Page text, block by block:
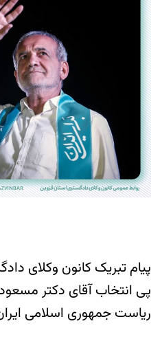
پیام تبریک کانون وکلای
پی انتخاب آقای دکتر
ریاست جمهوری اسلامی